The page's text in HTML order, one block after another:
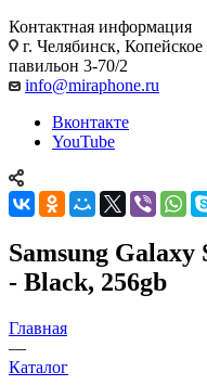
Контактная информация
г. Челябинск,
павильон 3-70/2
info@miraphone.ru
Вконтакте
YouTube
Samsung
- Black, 256gb
Главная
—
Каталог